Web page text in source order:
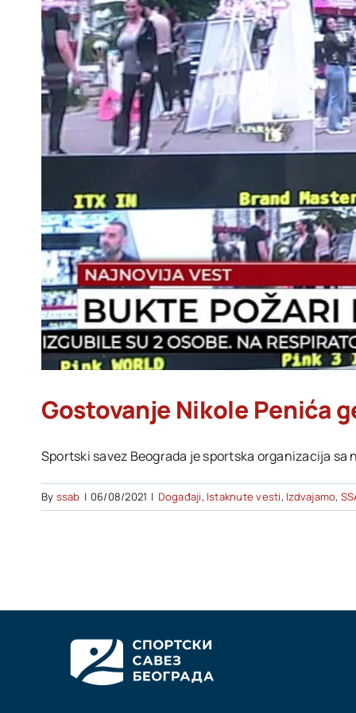
Gostovanje Nikole Penića
Sportski savez Beograda je sportska organizacija
By ssab | 06/08/2021 | Događaji, Istaknute vesti, Izdvajamo,